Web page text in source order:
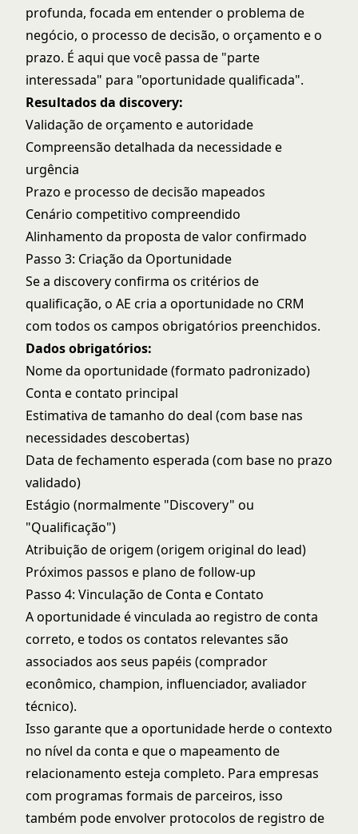
profunda, focada em entender o problema de
negócio, o processo de decisão, o orçamento e o
prazo. É aqui que você passa de "parte
interessada" para "oportunidade qualificada".
Resultados da discovery:
Validação de orçamento e autoridade
Compreensão detalhada da necessidade e
urgência
Prazo e processo de decisão mapeados
Cenário competitivo compreendido
Alinhamento da proposta de valor confirmado
Passo 3: Criação da Oportunidade
Se a discovery confirma os critérios de
qualificação, o AE cria a oportunidade no CRM
com todos os campos obrigatórios preenchidos.
Dados obrigatórios:
Nome da oportunidade (formato padronizado)
Conta e contato principal
Estimativa de tamanho do deal (com base nas
necessidades descobertas)
Data de fechamento esperada (com base no prazo
validado)
Estágio (normalmente "Discovery" ou
"Qualificação")
Atribuição de origem (origem original do lead)
Próximos passos e plano de follow-up
Passo 4: Vinculação de Conta e Contato
A oportunidade é vinculada ao registro de conta
correto, e todos os contatos relevantes são
associados aos seus papéis (comprador
econômico, champion, influenciador, avaliador
técnico).
Isso garante que a oportunidade herde o contexto
no nível da conta e que o mapeamento de
relacionamento esteja completo. Para empresas
com programas formais de parceiros, isso
também pode envolver protocolos de registro de